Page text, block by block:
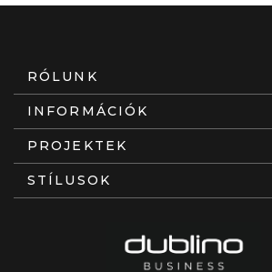
RÓLUNK
INFORMÁCIÓK
PROJEKTEK
STÍLUSOK